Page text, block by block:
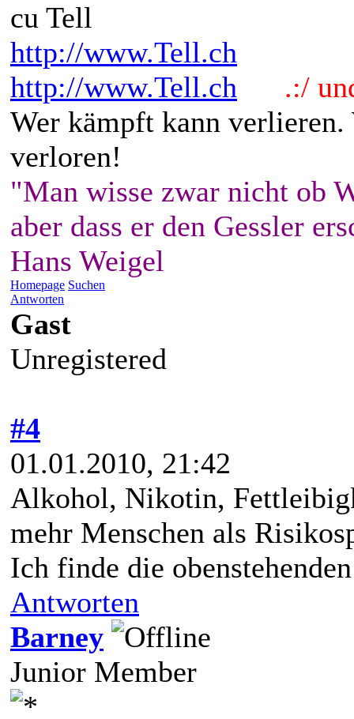
cu Tell
http://www.Tell.ch
http://www.Tell.ch
.:/
Wer kämpft kann
verloren!
"Man wisse zwar nicht ob
aber dass er den Gessler
Hans Weigel
Homepage Suchen
Antworten
Gast
Unregistered
#4
01.01.2010, 21:42
Alkohol, Nikotin,
mehr Menschen als
Ich finde die
Antworten
Barney
Junior Member